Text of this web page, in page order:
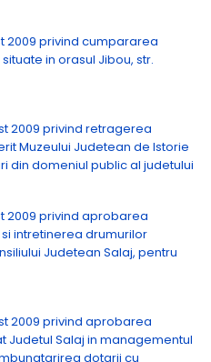
2009 privind cumpararea
in orasul Jibou, str.
2009 privind retragerea
Muzeului Judetean de Istorie
din domeniul public al judetului
2009 privind aprobarea
intretinerea drumurilor
Judetean Salaj, pentru
2009 privind aprobarea
Judetul Salaj in managementul
dotarii cu